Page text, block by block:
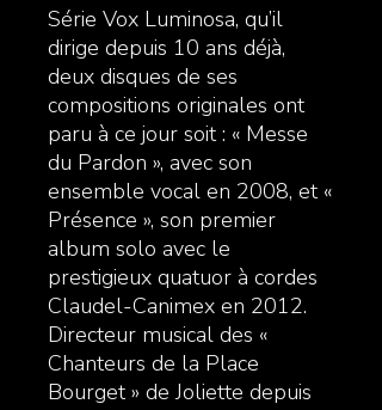
Série Vox Luminosa, qu’il
dirige depuis 10 ans déjà,
deux disques de ses
compositions originales ont
paru à ce jour soit : « Messe
du Pardon », avec son
ensemble vocal en 2008, et «
Présence », son premier
album solo avec le
prestigieux quatuor à cordes
Claudel-Canimex en 2012.
Directeur musical des «
Chanteurs de la Place
Bourget » de Joliette depuis